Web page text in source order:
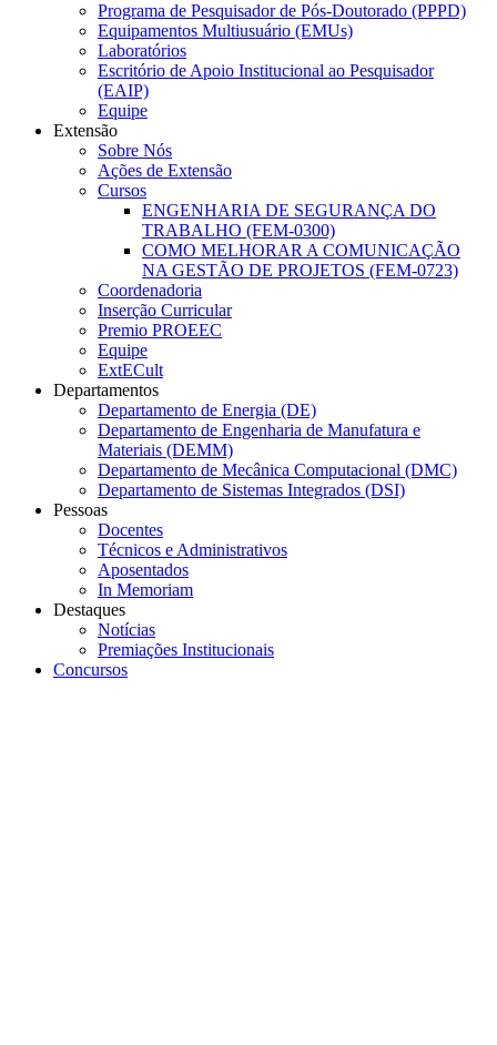
Programa de Pesquisador de Pós-Doutorado (PPPD)
Equipamentos Multiusuário (EMUs)
Laboratórios
Escritório de Apoio Institucional ao Pesquisador
(EAIP)
Equipe
Extensão
Sobre Nós
Ações de Extensão
Cursos
ENGENHARIA DE SEGURANÇA DO
TRABALHO (FEM-0300)
COMO MELHORAR A COMUNICAÇÃO
NA GESTÃO DE PROJETOS (FEM-0723)
Coordenadoria
Inserção Curricular
Premio PROEEC
Equipe
ExtECult
Departamentos
Departamento de Energia (DE)
Departamento de Engenharia de Manufatura e
Materiais (DEMM)
Departamento de Mecânica Computacional (DMC)
Departamento de Sistemas Integrados (DSI)
Pessoas
Docentes
Técnicos e Administrativos
Aposentados
In Memoriam
Destaques
Notícias
Premiações Institucionais
Concursos